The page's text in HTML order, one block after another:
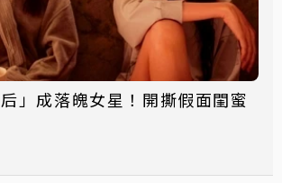
」成落魄女星！開撕假面閨蜜